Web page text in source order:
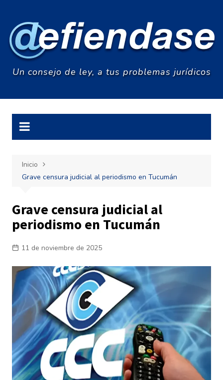
contenido
Un consejo de ley, a tus problemas jurídicos
Inicio
Grave censura judicial al periodismo en Tucumán
Grave censura judicial al
periodismo en Tucumán
11 de noviembre de 2025